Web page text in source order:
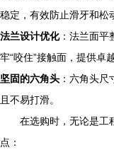
稳定，有效防止滑牙和松
法兰设计优化：法兰面平
牢“咬住”接触面，提供卓
坚固的六角头 ：六角头
且不易打滑。
在选购时，无论是工
点：